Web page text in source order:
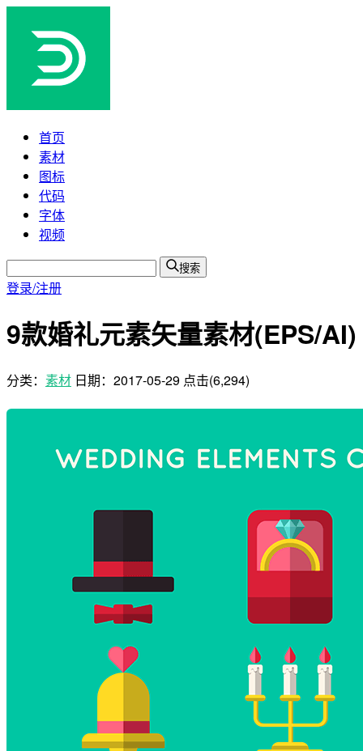
首页
素材
图标
代码
字体
视频
搜索
登录/注册
9款婚礼元素矢量素材(EPS/AI)
分类： 素材 日期： 2017-05-29 点击(6,294)